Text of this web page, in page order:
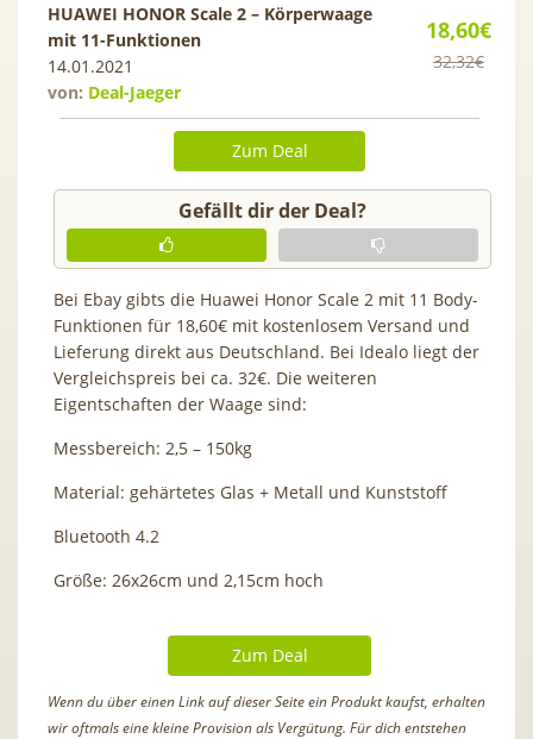
18,60€
32,32€
HUAWEI HONOR Scale 2 – Körperwaage
mit 11-Funktionen
14.01.2021
von: Deal-Jaeger
Zum Deal
Gefällt dir der Deal?
Bei Ebay gibts die Huawei Honor Scale 2 mit 11 Body-
Funktionen für 18,60€ mit kostenlosem Versand und
Lieferung direkt aus Deutschland. Bei Idealo liegt der
Vergleichspreis bei ca. 32€. Die weiteren
Eigentschaften der Waage sind:
Messbereich: 2,5 – 150kg
Material: gehärtetes Glas + Metall und Kunststoff
Bluetooth 4.2
Größe: 26x26cm und 2,15cm hoch
Zum Deal
Wenn du über einen Link auf dieser Seite ein Produkt kaufst, erhalten
wir oftmals eine kleine Provision als Vergütung. Für dich entstehen